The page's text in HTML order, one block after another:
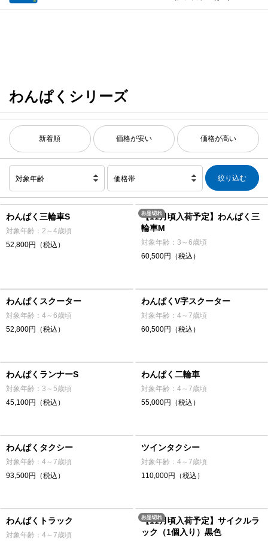
わんぱくシリーズ
新着順 価格が安い 価格が高い
対象年齢 価格帯
わんぱく三輪車S
対象年齢：2～4歳頃
52,800円（税込）
【11月頃入荷予定】わんぱく三
輪車M
対象年齢：3～6歳頃
60,500円（税込）
わんぱくスクーター
対象年齢：4～6歳頃
52,800円（税込）
わんぱくV字スクーター
対象年齢：4～7歳頃
60,500円（税込）
わんぱくランナーS
対象年齢：3～5歳頃
45,100円（税込）
わんぱく二輪車
対象年齢：4～7歳頃
55,000円（税込）
わんぱくタクシー
対象年齢：4～7歳頃
93,500円（税込）
ツインタクシー
対象年齢：4～7歳頃
110,000円（税込）
わんぱくトラック
対象年齢：4～7歳頃
【11月頃入荷予定】サイクルラ
ック（1個入り）黒色